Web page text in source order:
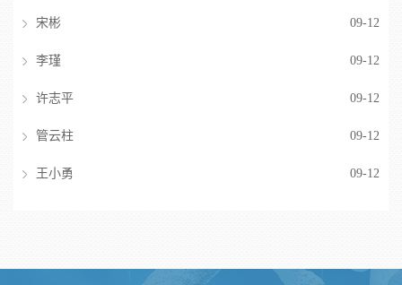
宋彬 09-12
李瑾 09-12
许志平 09-12
管云柱 09-12
王小勇 09-12